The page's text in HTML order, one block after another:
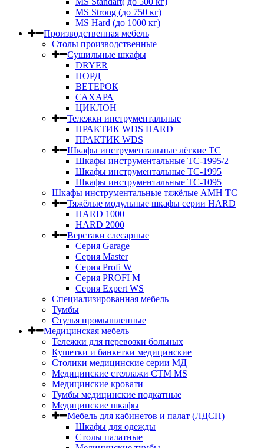
MS Strong (до 750 кг)
MS Hard (до 1000 кг)
Производственная мебель
Столы производственные
Сушильные шкафы
DRYER
НОРД
ВЕТЕРОК
САХАРА
ЦИКЛОН
Тележки инструментальные
ПРАКТИК WDS HARD
ПРАКТИК WDS
Шкафы инструментальные лёгкие ТС
Шкафы инструментальные ТС-1995/2
Шкафы инструментальные TC-1995
Шкафы инструментальные TC-1095
Шкафы инструментальные тяжёлые AMH TC
Тяжёлые модульные шкафы серии HARD
HARD 1000
HARD 2000
Верстаки слесарные
Серия Garage
Серия Master
Серия Profi W
Серия PROFI M
Серия Expert WS
Специализированная мебель
Тумбы
Стулья промышленные
Медицинская мебель
Тележки для перевозки больных
Кушетки и банкетки медицинские
Столики медицинские серии МД
Медицинские стеллажи СТМ MS
Медицинские кровати
Тумбы медицинские подкатные
Медицинские шкафы
Мебель для кабинетов и палат (ЛДСП)
Шкафы для одежды
Столы палатные